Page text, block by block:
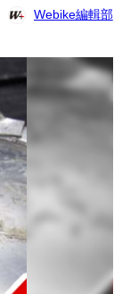
Webike編輯部